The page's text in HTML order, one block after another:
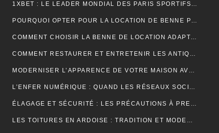
1XBET : LE LEADER MONDIAL DES PARIS SPORTIFS EN LIGNE GRÂCE À UNE PLATEFORME CONVIVIALE ET UNE DIVERSITÉ DE MARCHÉS
POURQUOI OPTER POUR LA LOCATION DE BENNE POUR VOS PROJETS DE CONSTRUCTION?
COMMENT CHOISIR LA BENNE DE LOCATION ADAPTÉE À VOS BESOINS?
COMMENT RESTAURER ET ENTRETENIR LES ANTIQUITÉS?
MODERNISER L’APPARENCE DE VOTRE MAISON AVEC DES PORTES DE GARAGE SECTIONNELLES (ADOPTEZ LES PORTES AMC)
L’ENFER NUMÉRIQUE : QUAND LES RÉSEAUX SOCIAUX DEVIENNENT UN CAUCHEMAR
ÉLAGAGE ET SÉCURITÉ : LES PRÉCAUTIONS À PRENDRE
LES TOITURES EN ARDOISE : TRADITION ET MODERNITÉ